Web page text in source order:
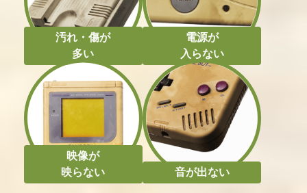
買取価格
750
買取価格
750
買取価格
STREET FIGHT
ER X 鉄拳
買取価格
750
劇場版 魔法少女
まどか☆マギカ
The Battle Penta
gram 限定版BOX
買取価格
735
鏡界の白雪 限定
版
買取価格
720
汚れ・傷が
多い
電源が
入らない
映像が
映らない
音が出ない